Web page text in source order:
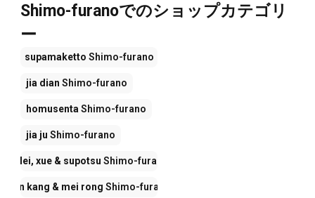
Shimo-furanoでのショップカテゴリ
ー
supamaketto Shimo-furano
jia dian Shimo-furano
homusenta Shimo-furano
jia ju Shimo-furano
yi lei, xue & supotsu Shimo-furano
jian kang & mei rong Shimo-furano